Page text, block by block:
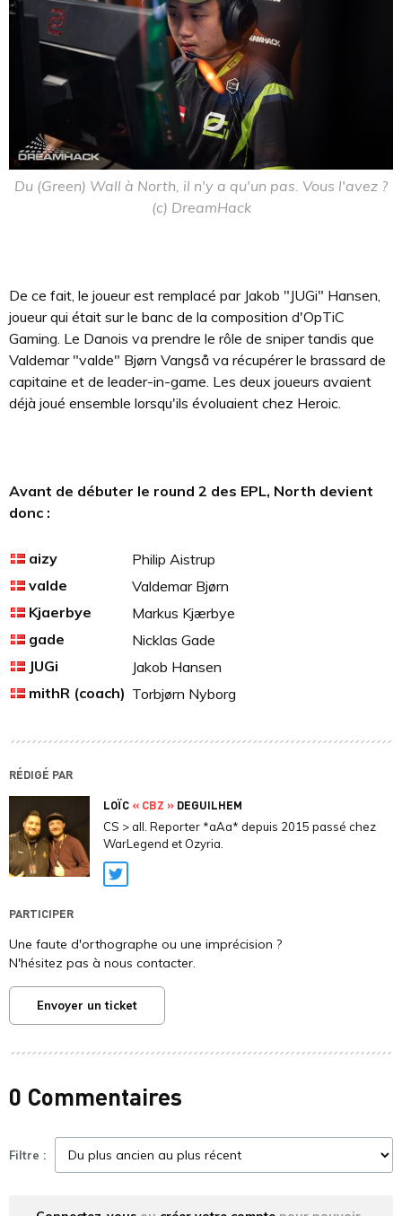
Du (Green) Wall à North, il n'y a qu'un pas. Vous l'avez ?
(c) DreamHack
De ce fait, le joueur est remplacé par Jakob "JUGi" Hansen,
joueur qui était sur le banc de la composition d'OpTiC
Gaming. Le Danois va prendre le rôle de sniper tandis que
Valdemar "valde" Bjørn Vangså va récupérer le brassard de
capitaine et de leader-in-game. Les deux joueurs avaient
déjà joué ensemble lorsqu'ils évoluaient chez Heroic.
Avant de débuter le round 2 des EPL, North devient
donc :
aizy
Philip Aistrup
valde
Valdemar Bjørn
Kjaerbye
Markus Kjærbye
gade
Nicklas Gade
JUGi
Jakob Hansen
mithR (coach) Torbjørn Nyborg
RÉDIGÉ PAR
LOÏC « CBZ » DEGUILHEM
CS > all. Reporter *aAa* depuis 2015 passé chez
WarLegend et Ozyria.
Twitter
PARTICIPER
Une faute d'orthographe ou une imprécision ?
N'hésitez pas à nous contacter.
Envoyer un ticket
0 Commentaires
Filtre :